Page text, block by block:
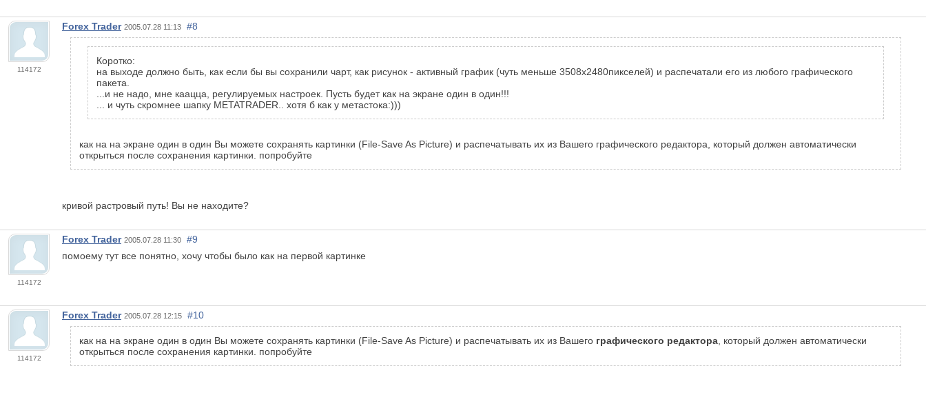
114172
Forex Trader 2005.07.28 11:13 #8
Коротко:
на выходе должно быть, как если бы вы сохранили чарт, как рисунок - активный график (чуть меньше 3508х2480пикселей) и распечатали его из любого графического
пакета.
...и не надо, мне каацца, регулируемых настроек. Пусть будет как на экране один в один!!!
... и чуть скромнее шапку METATRADER.. хотя б как у метастока:)))
как на на экране один в один Вы можете сохранять картинки (File-Save As Picture) и распечатывать их из Вашего графического редактора, который должен автоматически
открыться после сохранения картинки. попробуйте
кривой растровый путь! Вы не находите?
114172
Forex Trader 2005.07.28 11:30
#9
помоему тут все понятно, хочу чтобы было как на первой картинке
114172
Forex Trader 2005.07.28 12:15 #10
как на на экране один в один Вы можете сохранять картинки (File-Save As Picture) и распечатывать их из Вашего графического редактора , который должен автоматически
открыться после сохранения картинки. попробуйте